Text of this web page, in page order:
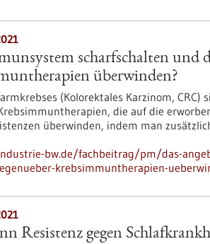
scharfschalten und
überwinden?
(Kolorektales Karzinom, CRC)
die auf die
überwinden, indem man
bw.de/fachbeitrag/pm/das-
krebsimmuntherapien-
Resistenz gegen